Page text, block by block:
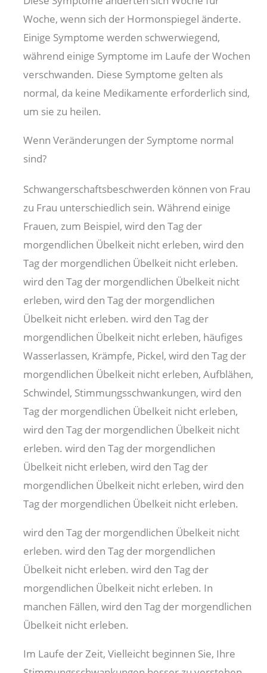
Woche, wenn sich der Hormonspiegel änderte.
Einige Symptome werden schwerwiegend,
während einige Symptome im Laufe der Wochen
verschwanden. Diese Symptome gelten als
normal, da keine Medikamente erforderlich sind,
um sie zu heilen.
Wenn Veränderungen der Symptome normal
sind?
Schwangerschaftsbeschwerden können von Frau
zu Frau unterschiedlich sein. Während einige
Frauen, zum Beispiel, wird den Tag der
morgendlichen Übelkeit nicht erleben, wird den
Tag der morgendlichen Übelkeit nicht erleben.
wird den Tag der morgendlichen Übelkeit nicht
erleben, wird den Tag der morgendlichen
Übelkeit nicht erleben. wird den Tag der
morgendlichen Übelkeit nicht erleben, häufiges
Wasserlassen, Krämpfe, Pickel, wird den Tag der
morgendlichen Übelkeit nicht erleben, Aufblähen,
Schwindel, Stimmungsschwankungen, wird den
Tag der morgendlichen Übelkeit nicht erleben,
wird den Tag der morgendlichen Übelkeit nicht
erleben. wird den Tag der morgendlichen
Übelkeit nicht erleben, wird den Tag der
morgendlichen Übelkeit nicht erleben, wird den
Tag der morgendlichen Übelkeit nicht erleben.
wird den Tag der morgendlichen Übelkeit nicht
erleben. wird den Tag der morgendlichen
Übelkeit nicht erleben. wird den Tag der
morgendlichen Übelkeit nicht erleben. In
manchen Fällen, wird den Tag der morgendlichen
Übelkeit nicht erleben.
Im Laufe der Zeit, Vielleicht beginnen Sie, Ihre